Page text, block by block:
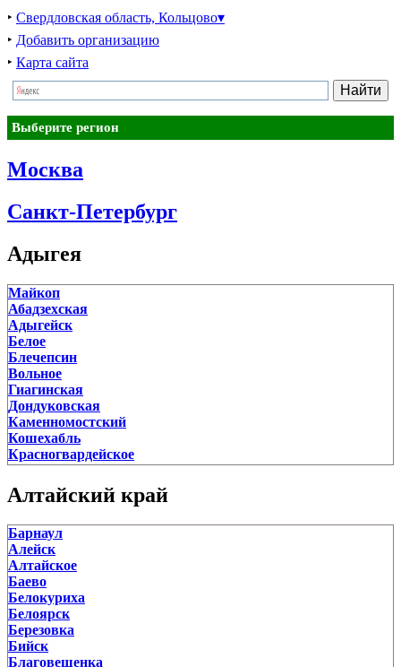
‣ Свердловская область, Кольцово▾
‣ Добавить организацию
‣ Карта сайта
Выберите регион
Москва
Санкт-Петербург
Адыгея
Майкоп
Абадзехская
Адыгейск
Белое
Блечепсин
Вольное
Гиагинская
Дондуковская
Каменномостский
Кошехабль
Красногвардейское
Краснооктябрьский
Кужорская
Натырбово
Северо-Восточные Сады
Тахтамукай
Тлюстенхабль
Тульский
Хакуринохабль
Ханская
Хатукай
Ходзь
Энем
Алтайский край
Барнаул
Алейск
Алтайское
Баево
Белокуриха
Белоярск
Березовка
Бийск
Благовещенка